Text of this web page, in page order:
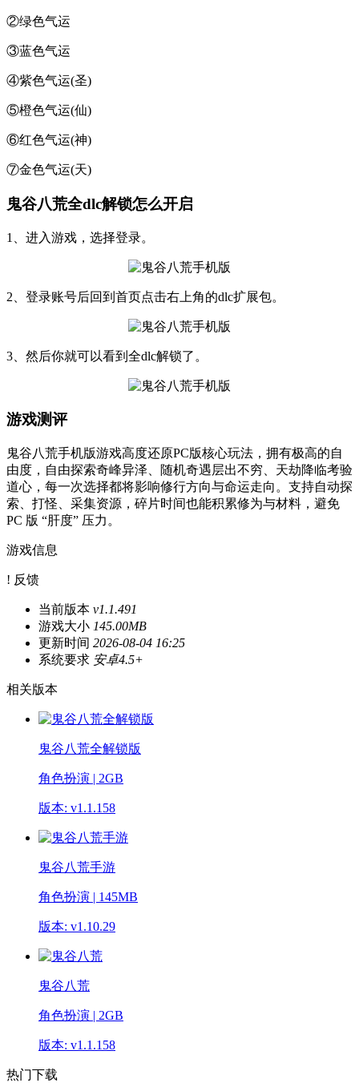
②绿色气运
③蓝色气运
④紫色气运(圣)
⑤橙色气运(仙)
⑥红色气运(神)
⑦金色气运(天)
鬼谷八荒全dlc解锁怎么开启
1、进入游戏，选择登录。
2、登录账号后回到首页点击右上角的dlc扩展包。
3、然后你就可以看到全dlc解锁了。
游戏测评
鬼谷八荒手机版游戏高度还原PC版核心玩法，拥有极高的自
由度，自由探索奇峰异泽、随机奇遇层出不穷、天劫降临考验
道心，每一次选择都将影响修行方向与命运走向。支持自动探
索、打怪、采集资源，碎片时间也能积累修为与材料，避免
PC 版 “肝度” 压力。
游戏信息
! 反馈
当前版本 v1.1.491
游戏大小 145.00MB
更新时间 2026-08-04 16:25
系统要求 安卓4.5+
相关版本
鬼谷八荒全解锁版
角色扮演 | 2GB
版本: v1.1.158
鬼谷八荒手游
角色扮演 | 145MB
版本: v1.10.29
鬼谷八荒
角色扮演 | 2GB
版本: v1.1.158
热门下载